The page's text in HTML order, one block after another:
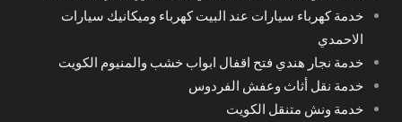
خدمة كهرباء سيارات عند البيت كهرباء وميكانيك سيارات
الاحمدي
خدمة نجار هندي فتح اقفال ابواب خشب والمنيوم الكويت
خدمة نقل أثاث وعفش الفردوس
خدمة ونش متنقل الكويت